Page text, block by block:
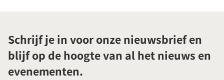
Schrijf je in voor onze nieuwsbrief en
blijf op de hoogte van al het nieuws en
evenementen.